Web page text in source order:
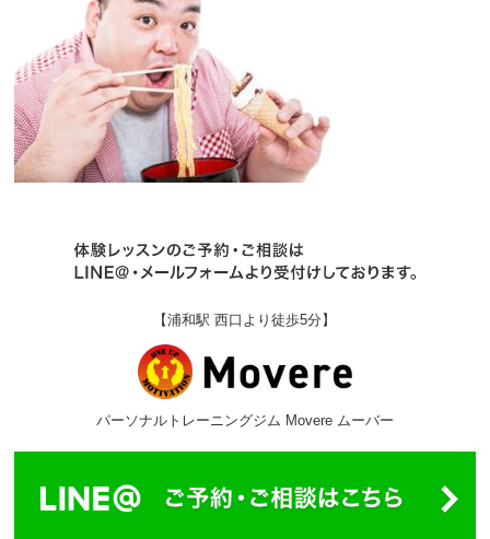
【浦和駅 西口より徒歩5分】
パーソナルトレーニングジム Movere ムーバー